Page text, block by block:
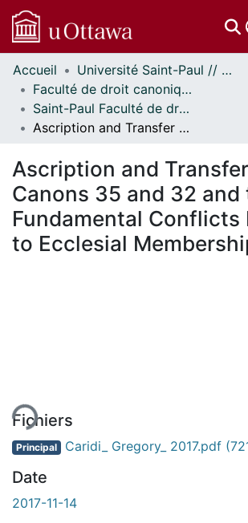
Communautés
et collections
Parcourir
Statistiques
À propos
Accueil
Université Saint-Paul // Saint Paul University
Faculté de droit canonique // Faculty of Canon Law
Saint-Paul Faculté de droit canonique - Mémoires // Saint Paul Faculty of Canon Law - Research Papers
Ascription and Transfer CCEO Canons 35 and 32 and the Fundamental Conflicts Related to Ecclesial Membership
Ascription and
Canons 35 and 32 and
Fundamental Conflicts
to Ecclesial
Fichiers
Principal Caridi_ Gregory_ 2017.pdf
Date
2017-11-14